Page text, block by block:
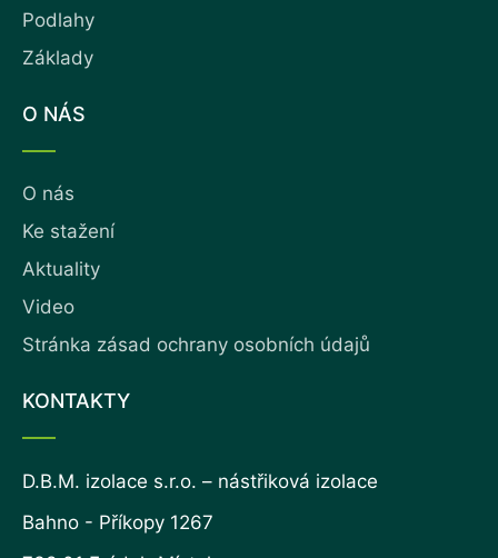
Podlahy
Základy
O NÁS
O nás
Ke stažení
Aktuality
Video
Stránka zásad ochrany osobních údajů
KONTAKTY
D.B.M. izolace s.r.o. – nástřiková izolace
Bahno - Příkopy 1267